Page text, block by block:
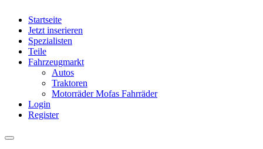
Startseite
Jetzt inserieren
Spezialisten
Teile
Fahrzeugmarkt
Autos
Traktoren
Motorräder Mofas Fahrräder
Login
Register